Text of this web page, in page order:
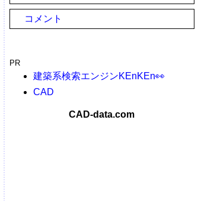
コメント
PR
建築系検索エンジンKEnKEn👀
CAD
CAD-data.com